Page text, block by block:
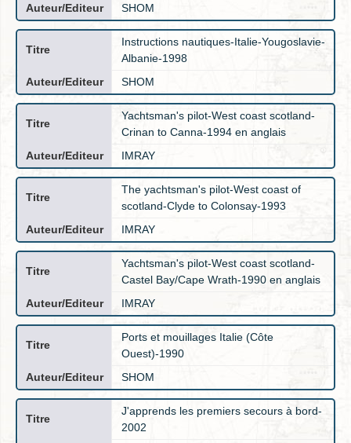
SHOM
Instructions nautiques-Italie-Yougoslavie-
Albanie-1998
SHOM
Yachtsman's pilot-West coast scotland-
Crinan to Canna-1994 en anglais
IMRAY
The yachtsman's pilot-West coast of
scotland-Clyde to Colonsay-1993
IMRAY
Yachtsman's pilot-West coast scotland-
Castel Bay/Cape Wrath-1990 en anglais
IMRAY
Ports et mouillages Italie (Côte
Ouest)-1990
SHOM
J'apprends les premiers secours à bord-
2002